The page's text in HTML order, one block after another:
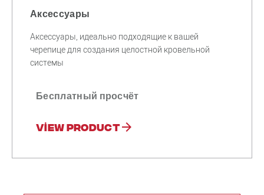
Аксессуары
Аксессуары, идеально подходящие к вашей
черепице для создания целостной кровельной
системы
Бесплатный просчёт
View product